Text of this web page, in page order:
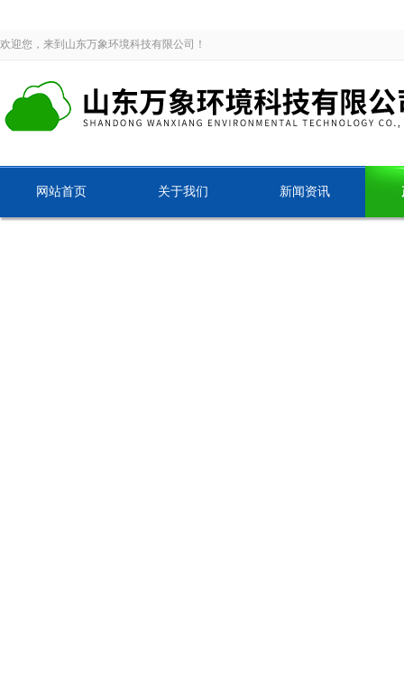
欢迎您，来到山东万象环境科技有限公司！
网站首页 关于我们 新闻资讯